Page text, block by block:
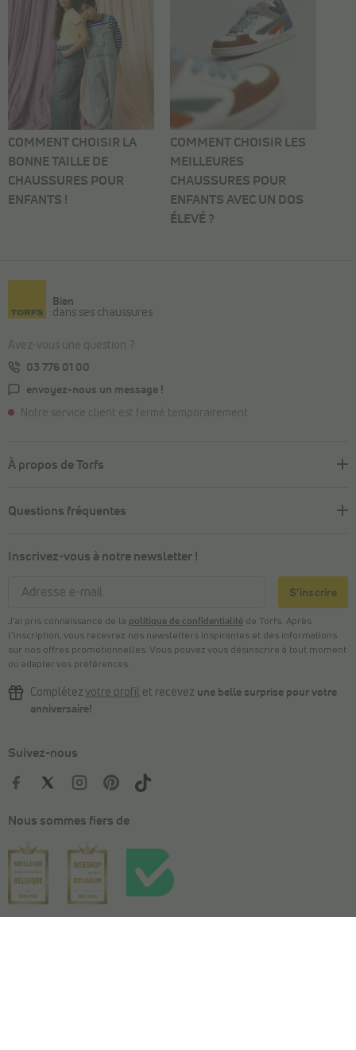
COMMENT CHOISIR LA
BONNE TAILLE DE
CHAUSSURES POUR
ENFANTS !
COMMENT CHOISIR LES
MEILLEURES
CHAUSSURES POUR
ENFANTS AVEC UN DOS
ÉLEVÉ ?
Bien
dans ses chaussures
Avez-vous une question ?
03 776 01 00
envoyez-nous un message !
Notre service client est fermé temporairement
À propos de Torfs
Questions fréquentes
Inscrivez-vous à notre newsletter !
S'inscrire
J’ai pris connaissance de la politique de confidentialité de Torfs. Après
l’inscription, vous recevrez nos newsletters inspirantes et des informations
sur nos offres promotionnelles. Vous pouvez vous désinscrire à tout moment
ou adapter vos préférences.
Complétez votre profil et recevez une belle surprise pour votre
anniversaire!
Suivez-nous
Nous sommes fiers de